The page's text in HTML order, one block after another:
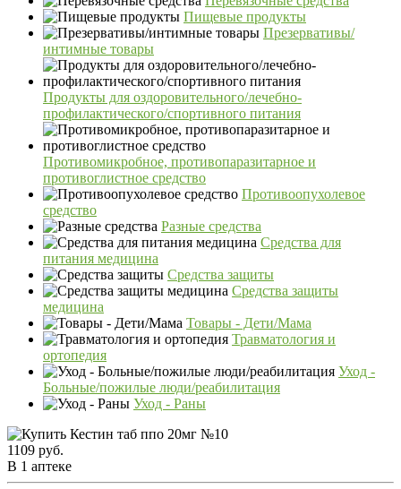
Пищевые продукты
Презервативы/
интимные товары
Продукты для оздоровительного/лечебно-
профилактического/спортивного питания
Противомикробное, противопаразитарное и
противоглистное средство
Противоопухолевое
средство
Разные средства
Средства для
питания медицина
Средства защиты
Средства защиты
медицина
Товары - Дети/Мама
Травматология и
ортопедия
Уход -
Больные/пожилые люди/реабилитация
Уход - Раны
1109 руб.
В 1 аптеке